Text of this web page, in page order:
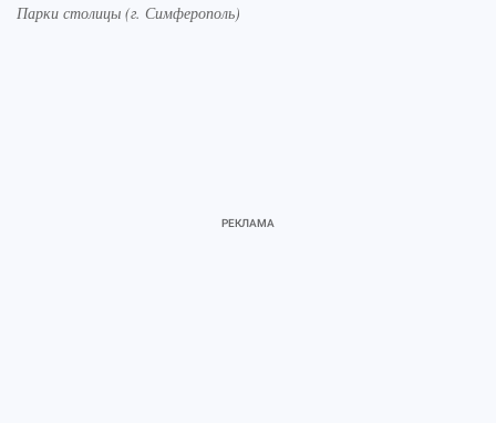
Парки столицы (г. Симферополь)